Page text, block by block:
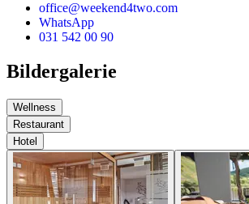
office@weekend4two.com
WhatsApp
031 542 00 90
Bildergalerie
Wellness
Restaurant
Hotel